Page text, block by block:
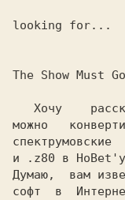
looking for...
The Show Must
Хочу
можно
и
.z80 в
Думаю,  вам
софт  в